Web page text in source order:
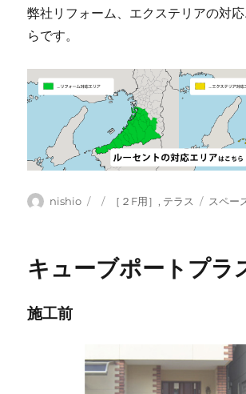
弊社リフォーム、エクステリアの対
らです。
投
nishio
投
カ
ー
［２F用］ , テラス
タ
スペー
キューブポートプラ
施工前